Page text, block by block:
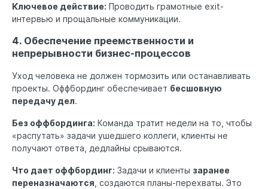
Ключевое действие: Проводить грамотные exit-
интервью и прощальные коммуникации.
4. Обеспечение преемственности и
непрерывности бизнес-процессов
Уход человека не должен тормозить или останавливать
проекты. Оффбординг обеспечивает бесшовную
передачу дел.
Без оффбординга: Команда тратит недели на то, чтобы
«распутать» задачи ушедшего коллеги, клиенты не
получают ответа, дедлайны срываются.
Что дает оффбординг: Задачи и клиенты заранее
переназначаются , создаются планы-перехваты. Это